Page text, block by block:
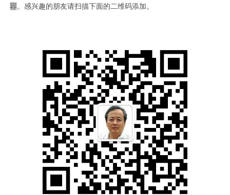
容。感兴趣的朋友请扫描下面的二维码添加。